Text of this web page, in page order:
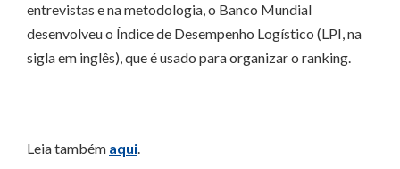
entrevistas e na metodologia, o Banco Mundial
desenvolveu o Índice de Desempenho Logístico (LPI, na
sigla em inglês), que é usado para organizar o ranking.
Leia também aqui.